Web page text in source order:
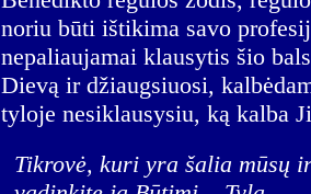
noriu būti ištikima savo
nepaliaujamai klausytis šio
Dievą ir džiaugsiuosi,
tyloje nesiklausysiu, ką kalba
Tikrovė, kuri yra šalia mūsų